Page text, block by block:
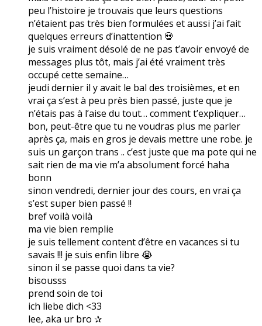
peu l’histoire je trouvais que leurs questions
n’étaient pas très bien formulées et aussi j’ai fait
quelques erreurs d’inattention 💀
je suis vraiment désolé de ne pas t’avoir envoyé de
messages plus tôt, mais j’ai été vraiment très
occupé cette semaine…
jeudi dernier il y avait le bal des troisièmes, et en
vrai ça s’est à peu près bien passé, juste que je
n’étais pas à l’aise du tout… comment t’expliquer…
bon, peut-être que tu ne voudras plus me parler
après ça, mais en gros je devais mettre une robe. je
suis un garçon trans .. c’est juste que ma pote qui ne
sait rien de ma vie m’a absolument forcé haha
bonn
sinon vendredi, dernier jour des cours, en vrai ça
s’est super bien passé !!
bref voilà voilà
ma vie bien remplie
je suis tellement content d’être en vacances si tu
savais !!! je suis enfin libre 😭
sinon il se passe quoi dans ta vie?
bisousss
prend soin de toi
ich liebe dich <33
lee, aka ur bro ✰